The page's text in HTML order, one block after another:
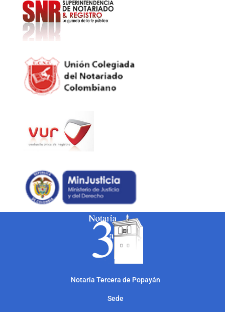
Notaría Tercera de Popayán
Sede